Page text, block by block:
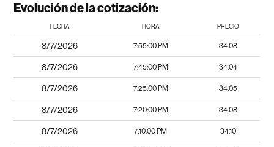
Evolución de la cotización:
FECHA HORA PRECIO
8/7/2026 7:55:00 PM 34.08
8/7/2026 7:45:00 PM 34.04
8/7/2026 7:25:00 PM 34.05
8/7/2026 7:20:00 PM 34.08
8/7/2026 7:10:00 PM 34.10